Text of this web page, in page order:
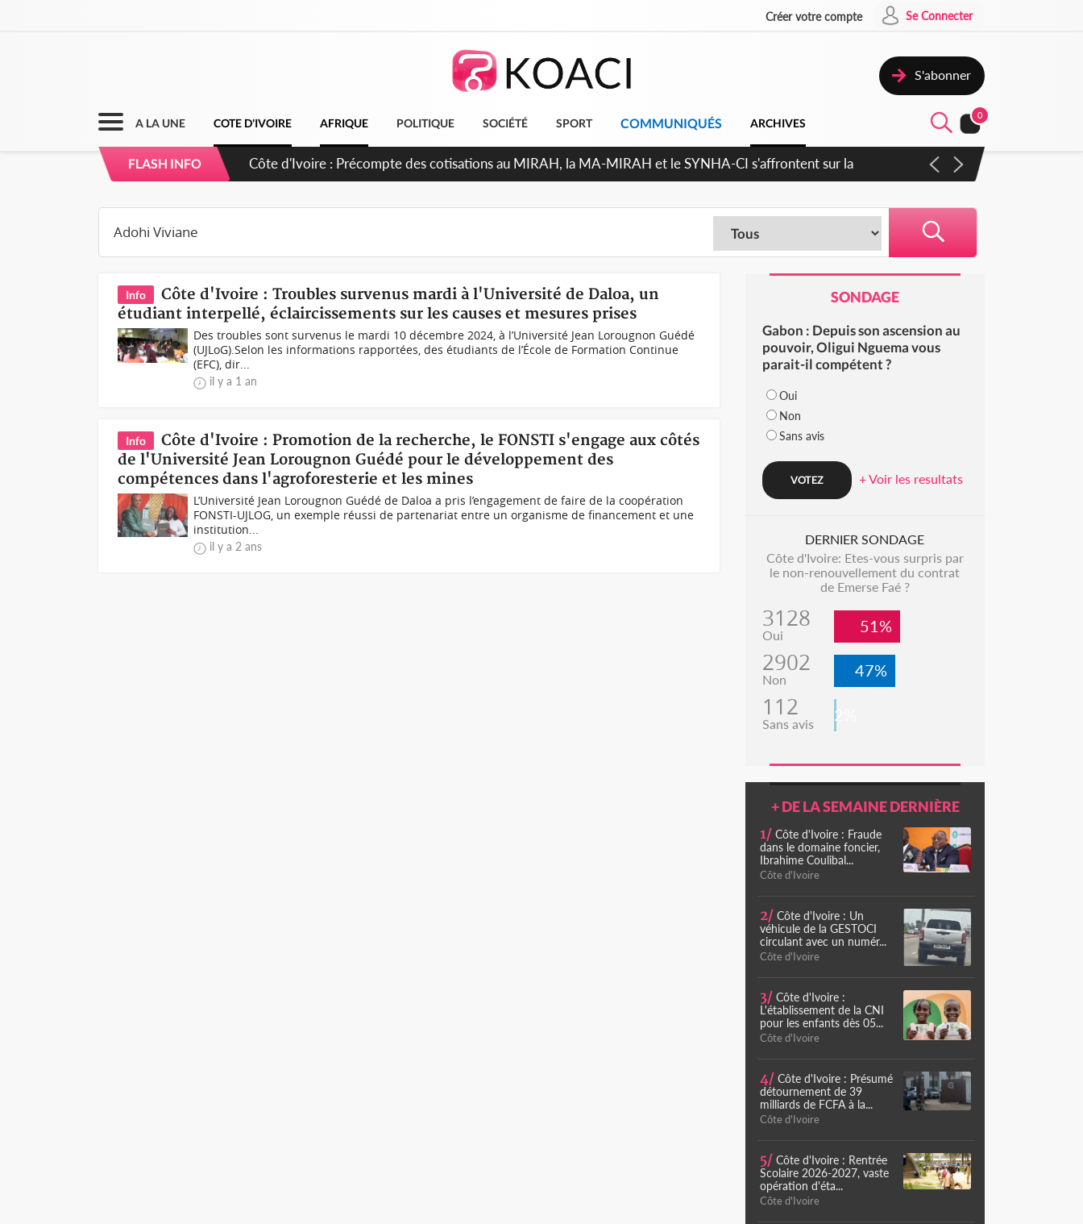
Créer votre compte Se Connecter
S'abonner
A LA UNE COTE D'IVOIRE AFRIQUE POLITIQUE SOCIÉTÉ SPORT COMMUNIQUÉS ARCHIVES
0
FLASH INFO
Côte d'Ivoire : Précompte des cotisations au MIRAH, la MA-MIRAH et le SYNHA-CI s'affrontent sur la
Info
Côte d'Ivoire : Troubles survenus mardi à l'Université de Daloa, un
étudiant interpellé, éclaircissements sur les causes et mesures prises
Des troubles sont survenus le mardi 10 décembre 2024, à l’Université Jean Lorougnon Guédé
(UJLoG).Selon les informations rapportées, des étudiants de l’École de Formation Continue
(EFC), dir...
il y a 1 an
Info
Côte d'Ivoire : Promotion de la recherche, le FONSTI s'engage aux côtés
de l'Université Jean Lorougnon Guédé pour le développement des
compétences dans l'agroforesterie et les mines
L’Université Jean Lorougnon Guédé de Daloa a pris l’engagement de faire de la coopération
FONSTI-UJLOG, un exemple réussi de partenariat entre un organisme de financement et une
institution...
il y a 2 ans
SONDAGE
Gabon : Depuis son ascension au
pouvoir, Oligui Nguema vous
parait-il compétent ?
Oui
Non
Sans avis
+ Voir les resultats
DERNIER SONDAGE
Côte d'Ivoire: Etes-vous surpris par
le non-renouvellement du contrat
de Emerse Faé ?
3128
Oui 51%
2902
Non 47%
112
Sans avis 2%
+ DE LA SEMAINE DERNIÈRE
1/ Côte d'Ivoire : Fraude
dans le domaine foncier,
Ibrahime Coulibal...
Côte d'Ivoire
2/ Côte d'Ivoire : Un
véhicule de la GESTOCI
circulant avec un numér...
Côte d'Ivoire
3/ Côte d'Ivoire :
L'établissement de la CNI
pour les enfants dès 05...
Côte d'Ivoire
4/ Côte d'Ivoire : Présumé
détournement de 39
milliards de FCFA à la...
Côte d'Ivoire
5/ Côte d'Ivoire : Rentrée
Scolaire 2026-2027, vaste
opération d'éta...
Côte d'Ivoire